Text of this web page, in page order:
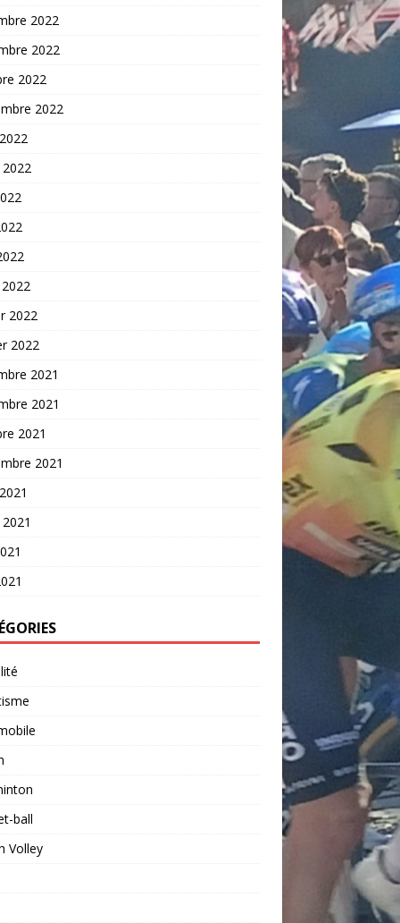
2022
2022
2022
2022
2022
2022
2021
2021
2021
2021
ball
Volley